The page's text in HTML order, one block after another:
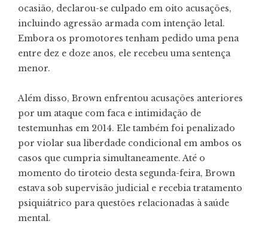
ocasião, declarou-se culpado em oito acusações,
incluindo agressão armada com intenção letal.
Embora os promotores tenham pedido uma pena
entre dez e doze anos, ele recebeu uma sentença
menor.
Além disso, Brown enfrentou acusações anteriores
por um ataque com faca e intimidação de
testemunhas em 2014. Ele também foi penalizado
por violar sua liberdade condicional em ambos os
casos que cumpria simultaneamente. Até o
momento do tiroteio desta segunda-feira, Brown
estava sob supervisão judicial e recebia tratamento
psiquiátrico para questões relacionadas à saúde
mental.